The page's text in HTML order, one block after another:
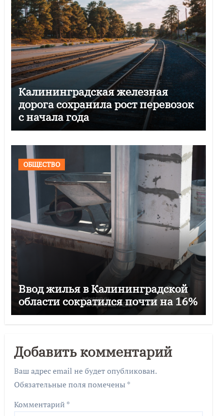
Калининградская железная
дорога сохранила рост перевозок
с начала года
ОБЩЕСТВО
Ввод жилья в Калининградской
области сократился почти на 16%
Добавить комментарий
Ваш адрес email не будет опубликован.
Обязательные поля помечены *
Комментарий *